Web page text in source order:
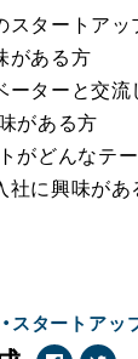
スタートア
がある方
ーターと交流
がある方
がどんなテ
社に興味があ
スタートア